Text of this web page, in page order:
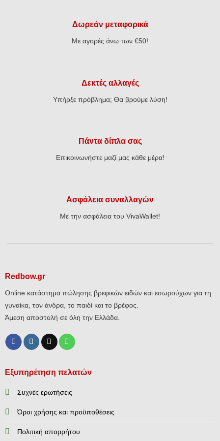
Δωρεάν μεταφορικά
Με αγορές άνω των €50!
Δεκτές αλλαγές
Υπήρξε πρόβλημα; Θα βρούμε λύση!
Πάντα δίπλα σας
Επικοινωνήστε μαζί μας κάθε μέρα!
Ασφάλεια συναλλαγών
Με την ασφάλεια του VivaWallet!
Redbow.gr
Online κατάστημα πώλησης βρεφικών ειδών και εσωρούχων για τη
γυναίκα, τον άνδρα, το παιδί και το βρέφος.
Άμεση αποστολή σε όλη την Ελλάδα.
Εξυπηρέτηση πελατών
Συχνές ερωτήσεις
Όροι χρήσης και προϋποθέσεις
Πολιτική απορρήτου